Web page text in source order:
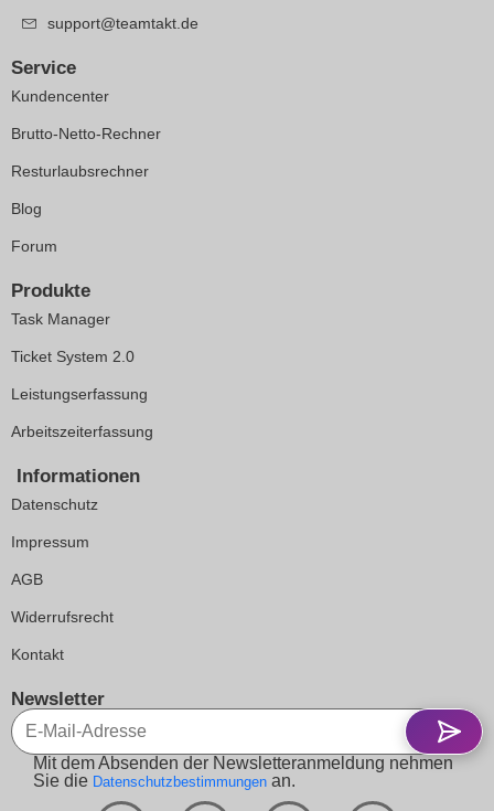
support@teamtakt.de
Service
Kundencenter
Brutto-Netto-Rechner
Resturlaubsrechner
Blog
Forum
Produkte
Task Manager
Ticket System 2.0
Leistungserfassung
Arbeitszeiterfassung
Informationen
Datenschutz
Impressum
AGB
Widerrufsrecht
Kontakt
Newsletter
Mit dem Absenden der Newsletteranmeldung nehmen
Sie die Datenschutzbestimmungen an.